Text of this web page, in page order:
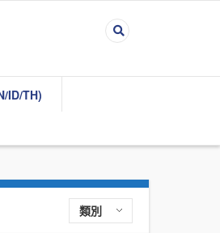
ID/TH)
類別